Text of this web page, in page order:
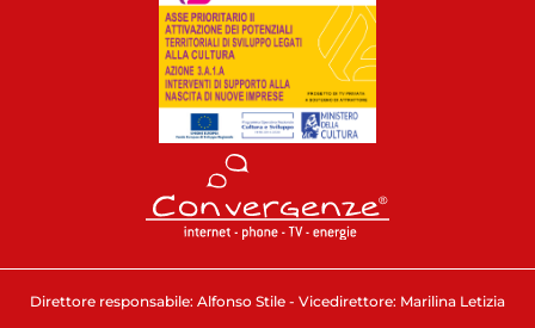
Direttore responsabile: Alfonso Stile - Vicedirettore: Marilina Letizia